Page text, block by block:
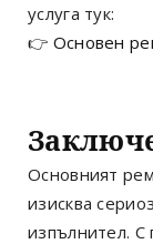
услуга тук:
👉 Основен
Основният
изисква
изпълнител. С